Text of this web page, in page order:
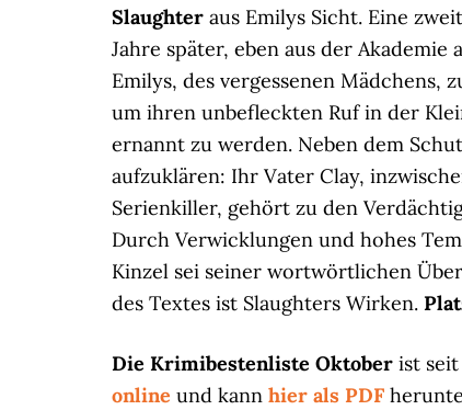
Slaughter aus Emilys Sicht. Eine
Jahre später, eben aus der
Emilys, des vergessenen Mädchens,
um ihren unbefleckten Ruf in der
ernannt zu werden. Neben dem
aufzuklären: Ihr Vater Clay,
Serienkiller, gehört zu den
Durch Verwicklungen und hohes
Kinzel sei seiner wortwörtlichen
des Textes ist Slaughters Wirken.
Die Krimibestenliste Oktober ist seit
online und kann hier als PDF